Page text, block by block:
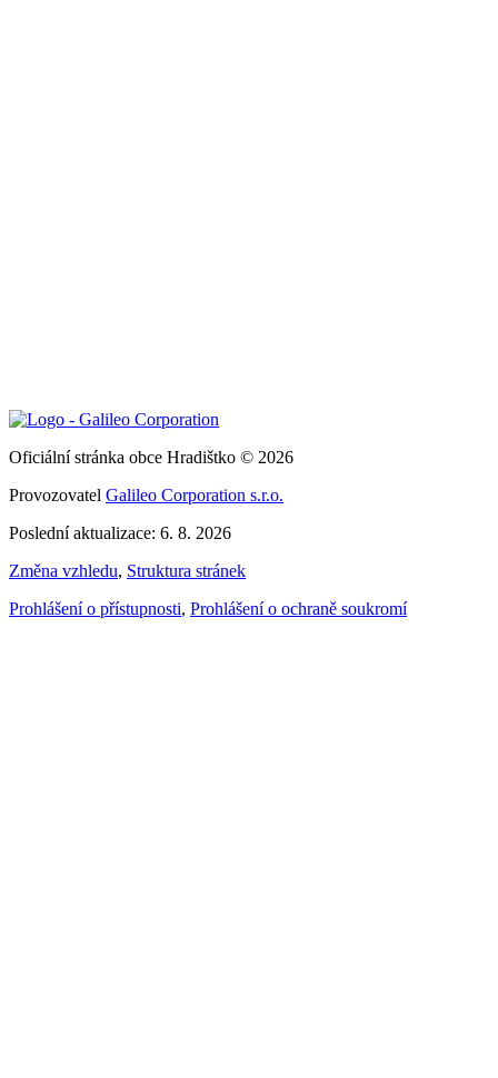
Oficiální stránka obce Hradištko © 2026
Provozovatel Galileo Corporation s.r.o.
Poslední aktualizace: 6. 8. 2026
Změna vzhledu, Struktura stránek
Prohlášení o přístupnosti, Prohlášení o ochraně soukromí